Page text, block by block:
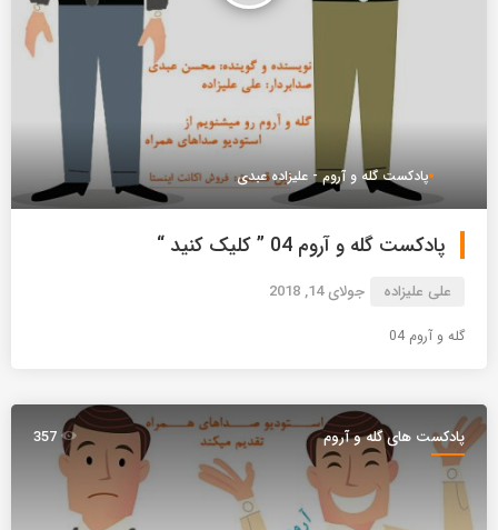
پادکست گله و آروم - علیزاده عبدی
پادکست گله و آروم 04 ” کلیک کنید “
علی علیزاده جولای 14, 2018
گله و آروم 04
پادکست های گله و آروم